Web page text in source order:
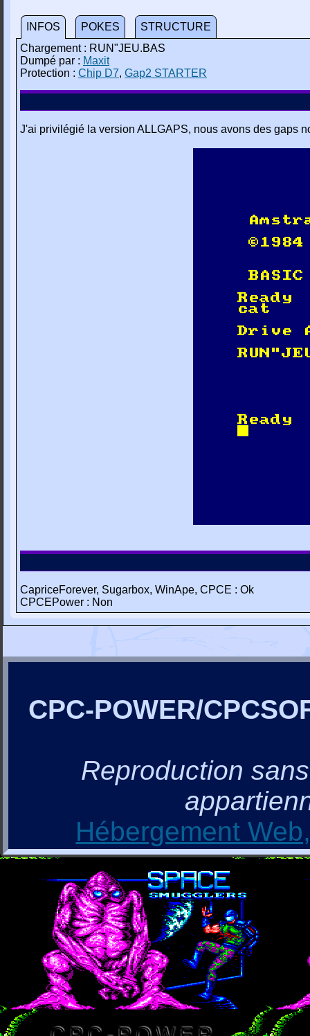
INFOS POKES
STRUCTURE
Chargement : RUN"JEU.BAS
Dumpé par : Maxit
Protection : Chip D7, Gap2 STARTER
J'ai privilégié la version ALLGAPS, nous avons des gaps
CapriceForever, Sugarbox, WinApe, CPCE : Ok
CPCEPower : Non
CPC-POWER/
Reproduction
Hébergement